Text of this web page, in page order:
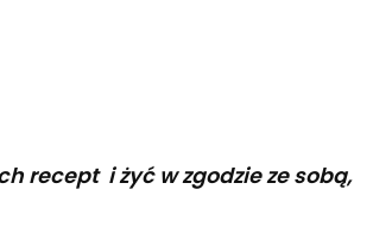
recept i żyć w zgodzie ze sobą,